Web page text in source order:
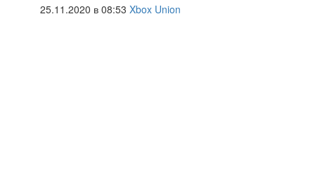
25.11.2020 в 08:53 Xbox Union